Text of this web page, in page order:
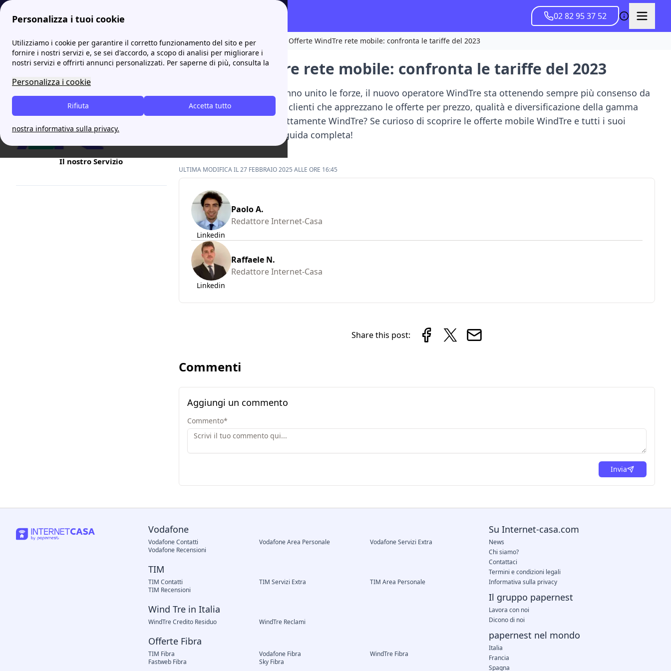
Personalizza i tuoi cookie
Utilizziamo i cookie per garantire il corretto funzionamento del sito e per
fornire i nostri servizi e, se sei d'accordo, a scopo di analisi per migliorare i
nostri servizi e offrirti annunci personalizzati. Per saperne di più, consulta la
Personalizza i cookie
Accetta tutto
Rifiuta
nostra informativa sulla privacy.
02 82 95 37 52
Internet Casa Confronto offerte mobile e fisso: ecco le migliori in circolazione! Offerte WindTre rete mobile: confronta le tariffe del 2023
Il nostro Servizio
Offerte WindTre rete mobile: confronta le tariffe del 2023
Da quando Wind e Tre hanno unito le forze, il nuovo operatore WindTre sta ottenendo sempre più consenso da
parte del pubblico: tanti i clienti che apprezzano le offerte per prezzo, qualità e diversificazione della gamma
offerte. Ma cosa offre esattamente WindTre? Se curioso di scoprire le offerte mobile WindTre e tutti i suoi
vantaggi, leggi la nostra guida completa!
ULTIMA MODIFICA IL 27 FEBBRAIO 2025 ALLE ORE 16:45
Linkedin
Paolo A.
Redattore Internet-Casa
Linkedin
Raffaele N.
Redattore Internet-Casa
Share this post:
Commenti
Aggiungi un commento
Commento*
Invia
Vodafone
Vodafone Contatti Vodafone Area Personale
Vodafone Servizi Extra
Vodafone Recensioni
TIM
TIM Contatti TIM Servizi Extra
TIM Area Personale
TIM Recensioni
Wind Tre in Italia
WindTre Credito Residuo WindTre Reclami
Offerte Fibra
TIM Fibra Vodafone Fibra
WindTre Fibra
Fastweb Fibra
Sky Fibra
Su Internet-casa.com
News
Chi siamo?
Contattaci
Termini e condizioni legali
Informativa sulla privacy
Il gruppo papernest
Lavora con noi
Dicono di noi
papernest nel mondo
Italia
Francia
Spagna